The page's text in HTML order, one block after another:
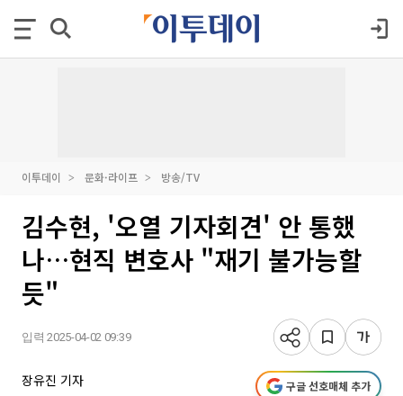
이투데이 문화·라이프 방송/TV
김수현, '오열 기자회견' 안 통했
나…현직 변호사 "재기 불가능할
듯"
입력 2025-04-02 09:39
장유진 기자 구글 선호매체 추가